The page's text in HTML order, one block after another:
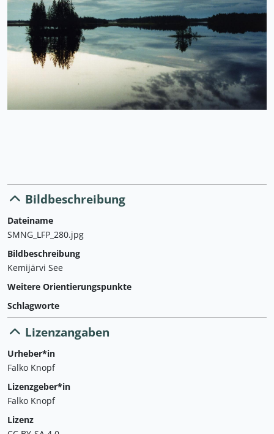
Bildbeschreibung
Dateiname
SMNG_LFP_280.jpg
Bildbeschreibung
Kemijärvi See
Weitere Orientierungspunkte
Schlagworte
Lizenzangaben
Urheber*in
Falko Knopf
Lizenzgeber*in
Falko Knopf
Lizenz